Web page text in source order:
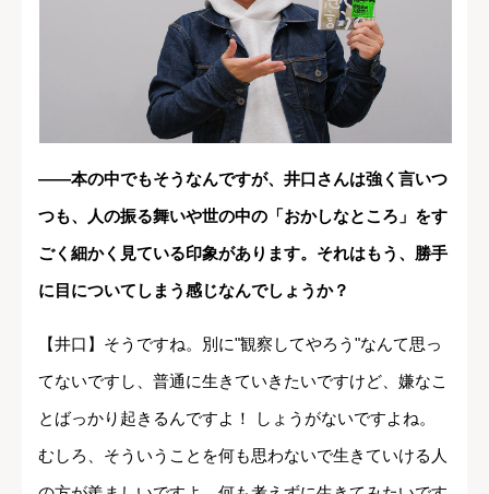
――本の中でもそうなんですが、井口さんは強く言いつ
つも、人の振る舞いや世の中の「おかしなところ」をす
ごく細かく見ている印象があります。それはもう、勝手
に目についてしまう感じなんでしょうか？
【井口】そうですね。別に"観察してやろう"なんて思っ
てないですし、普通に生きていきたいですけど、嫌なこ
とばっかり起きるんですよ！ しょうがないですよね。
むしろ、そういうことを何も思わないで生きていける人